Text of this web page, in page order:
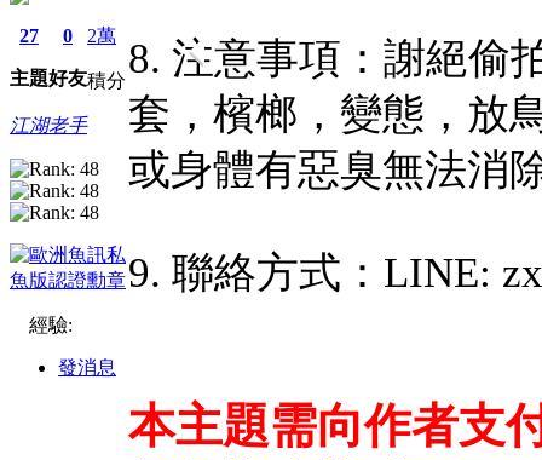
27
主題
0
好友
2萬
積分
江湖老手
經驗:
發消息
8. 注意事項：謝絕偷
套，檳榔，變態，放
或身體有惡臭無法消
9. 聯絡方式：LINE:
本主題需向作者支